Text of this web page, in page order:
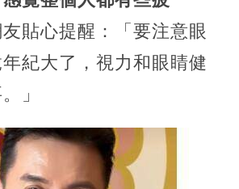
貼心提醒：「要注意眼
紀大了，視力和眼睛健
」